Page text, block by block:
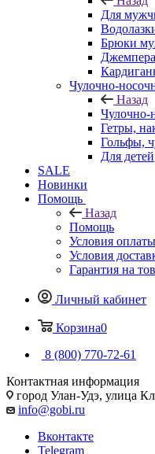
Для
Брюки
Чулочно-
Назад
Чулочно-
Гетры,
Гольфы,
Для детей
SALE
Новинки
Помощь
Назад
Помощь
Условия оплаты
Условия
Гарантия на
Личный кабинет
Корзина0
8 (800) 770-72-61
Контактная информация
город Улан-Удэ, улица
info@gobi.ru
Вконтакте
Telegram